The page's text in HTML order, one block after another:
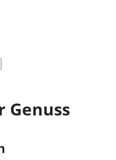
Genuss